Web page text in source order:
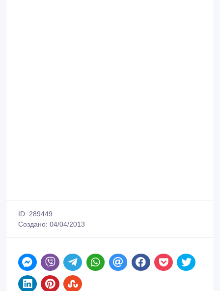
ID: 289449
Создано: 04/04/2013